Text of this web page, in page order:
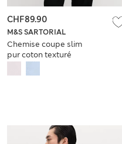
M&S SARTORIAL
Chemise coupe slim
pur coton texturé
CHF89.90